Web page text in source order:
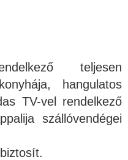
teljesen
hangulatos
TV-vel rendelkező
szállóvendégei